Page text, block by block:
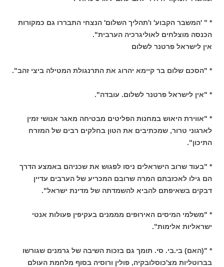
* " 'המשבר הקבוע' ו'תהליך השלום' הנצחי התבררו גם כמקורות
הכנסה מוצלחים לאוליגרכיה הערבית".
אין לישראל פרטנר לשלום
* "הסכם שלום בר קיימא יהרוג את התרנגולת המטילה ביצי זהב".
* "אין לישראל פרטנר לשלום. עובדה".
* "אווירת היאוש במחנות הפליטים מבטיחה מאגר אנושי זמין
לארגוני טרור, שמכתיבים את הטון בחלקים רבים של המזרח
התיכון".
* "בעוד שרוב הישראלים ניסו לפגוש את שכניהם באמצע הדרך
הם גילו לאכזבתם המרה שרובם המכריע של הערבים עדיין
דבקים בשאיפתם להביא להשמדתה של מדינת ישראל".
* "משלמי המיסים האירופים מממנים בעקיפין פעולות אנטי
ישראליות אלימות".
* "(האם) בי.בי. סי. תומך גם בזכות השיבה של גרמנים שגורשו
בברוטליות מצ'כוסלובקיה, פולין ורוסיה בסוף מלחמת העולם